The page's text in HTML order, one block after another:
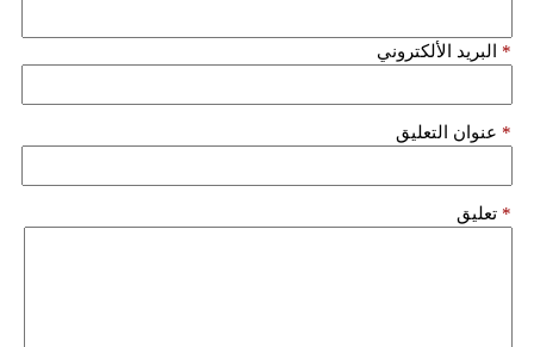
البريد الألكتروني *
عنوان التعليق *
تعليق *